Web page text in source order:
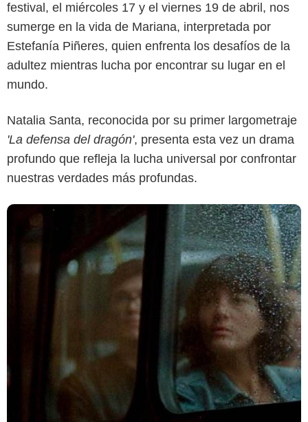
festival, el miércoles 17 y el viernes 19 de abril, nos
sumerge en la vida de Mariana, interpretada por
Estefanía Piñeres, quien enfrenta los desafíos de la
adultez mientras lucha por encontrar su lugar en el
mundo.
Natalia Santa, reconocida por su primer largometraje
'La defensa del dragón', presenta esta vez un drama
profundo que refleja la lucha universal por confrontar
nuestras verdades más profundas.
FICCI